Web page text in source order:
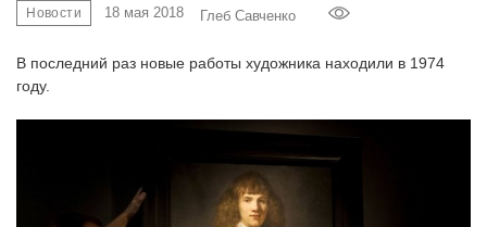
Новости 18 мая 2018 Глеб Савченко
В последний раз новые работы художника находили в 1974
году.